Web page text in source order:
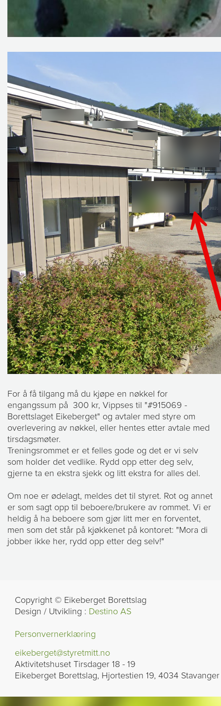
For å få tilgang må du kjøpe en nøkkel for
engangssum på 300 kr, Vippses til "#915069 -
Borettslaget Eikeberget" og avtaler med styre om
overlevering av nøkkel, eller hentes etter avtale med
tirsdagsmøter.
Treningsrommet er et felles gode og det er vi selv
som holder det vedlike. Rydd opp etter deg selv,
gjerne ta en ekstra sjekk og litt ekstra for alles del.
Om noe er ødelagt, meldes det til styret. Rot og annet
er som sagt opp til beboere/brukere av rommet. Vi er
heldig å ha beboere som gjør litt mer en forventet,
men som det står på kjøkkenet på kontoret: "Mora di
jobber ikke her, rydd opp etter deg selv!"
Copyright © Eikeberget Borettslag
Design / Utvikling : Destino AS
Personvernerklæring
eikeberget@styretmitt.no
Aktivitetshuset Tirsdager 18 - 19
Eikeberget Borettslag, Hjortestien 19, 4034 Stavanger